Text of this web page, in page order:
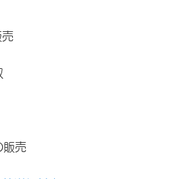
売
販売